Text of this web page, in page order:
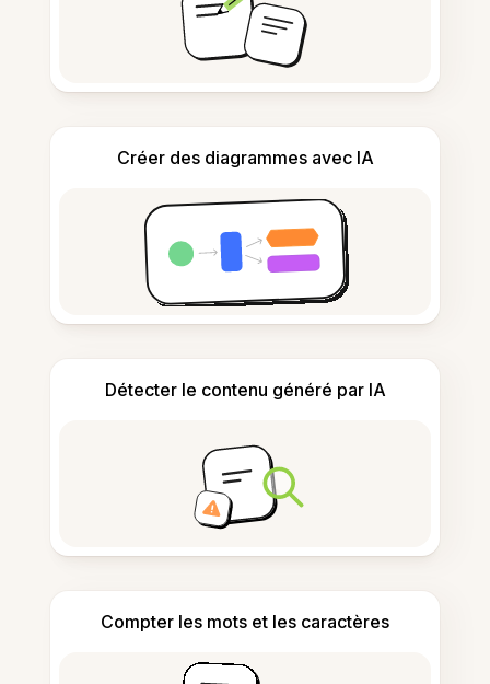
Créer des diagrammes avec IA
Détecter le contenu généré par IA
Compter les mots et les caractères